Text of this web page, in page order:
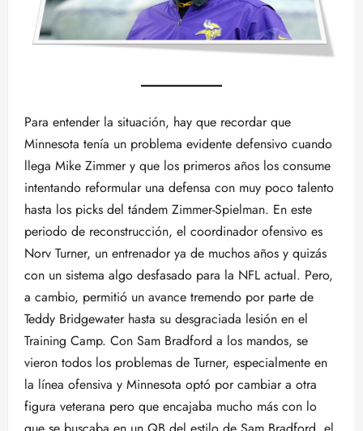
Para entender la situación, hay que recordar que
Minnesota tenía un problema evidente defensivo cuando
llega Mike Zimmer y que los primeros años los consume
intentando reformular una defensa con muy poco talento
hasta los picks del tándem Zimmer-Spielman. En este
periodo de reconstrucción, el coordinador ofensivo es
Norv Turner, un entrenador ya de muchos años y quizás
con un sistema algo desfasado para la NFL actual. Pero,
a cambio, permitió un avance tremendo por parte de
Teddy Bridgewater hasta su desgraciada lesión en el
Training Camp. Con Sam Bradford a los mandos, se
vieron todos los problemas de Turner, especialmente en
la línea ofensiva y Minnesota optó por cambiar a otra
figura veterana pero que encajaba mucho más con lo